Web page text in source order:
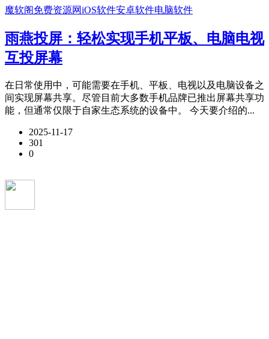
魔软阁免费资源网iOS软件安卓软件电脑软件
雨燕投屏：轻松实现手机平板、电脑电视
互投屏幕
在日常使用中，可能需要在手机、平板、电视以及电脑设备之
间实现屏幕共享。尽管目前大多数手机品牌已推出屏幕共享功
能，但通常仅限于自家生态系统的设备中。 今天要介绍的...
2025-11-17
301
0